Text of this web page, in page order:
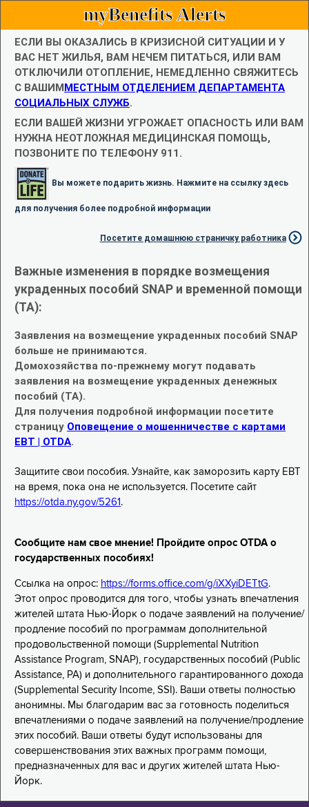
myBenefits Alerts
ЕСЛИ ВЫ ОКАЗАЛИСЬ В КРИЗИСНОЙ СИТУАЦИИ И У
ВАС НЕТ ЖИЛЬЯ, ВАМ НЕЧЕМ ПИТАТЬСЯ, ИЛИ ВАМ
ОТКЛЮЧИЛИ ОТОПЛЕНИЕ, НЕМЕДЛЕННО СВЯЖИТЕСЬ
С ВАШИММЕСТНЫМ ОТДЕЛЕНИЕМ ДЕПАРТАМЕНТА
СОЦИАЛЬНЫХ СЛУЖБ.
ЕСЛИ ВАШЕЙ ЖИЗНИ УГРОЖАЕТ ОПАСНОСТЬ ИЛИ ВАМ
НУЖНА НЕОТЛОЖНАЯ МЕДИЦИНСКАЯ ПОМОЩЬ,
ПОЗВОНИТЕ ПО ТЕЛЕФОНУ 911.
Вы можете подарить жизнь. Нажмите на ссылку здесь
для получения более подробной информации
Посетите домашнюю страничку работника
Важные изменения в порядке возмещения
украденных пособий SNAP и временной помощи
(TA):
Заявления на возмещение украденных пособий SNAP
больше не принимаются.
Домохозяйства по-прежнему могут подавать
заявления на возмещение украденных денежных
пособий (TA).
Для получения подробной информации посетите
страницу Оповещение о мошенничестве с картами
EBT | OTDA.
Защитите свои пособия. Узнайте, как заморозить карту EBT
на время, пока она не используется. Посетите сайт
https://otda.ny.gov/5261 .
Сообщите нам свое мнение! Пройдите опрос OTDA о
государственных пособиях!
Ссылка на опрос: https://forms.office.com/g/iXXyiDETtG.
Этот опрос проводится для того, чтобы узнать впечатления
жителей штата Нью-Йорк о подаче заявлений на получение/
продление пособий по программам дополнительной
продовольственной помощи (Supplemental Nutrition
Assistance Program, SNAP), государственных пособий (Public
Assistance, PA) и дополнительного гарантированного дохода
(Supplemental Security Income, SSI). Ваши ответы полностью
анонимны. Мы благодарим вас за готовность поделиться
впечатлениями о подаче заявлений на получение/продление
этих пособий. Ваши ответы будут использованы для
совершенствования этих важных программ помощи,
предназначенных для вас и других жителей штата Нью-
Йорк.